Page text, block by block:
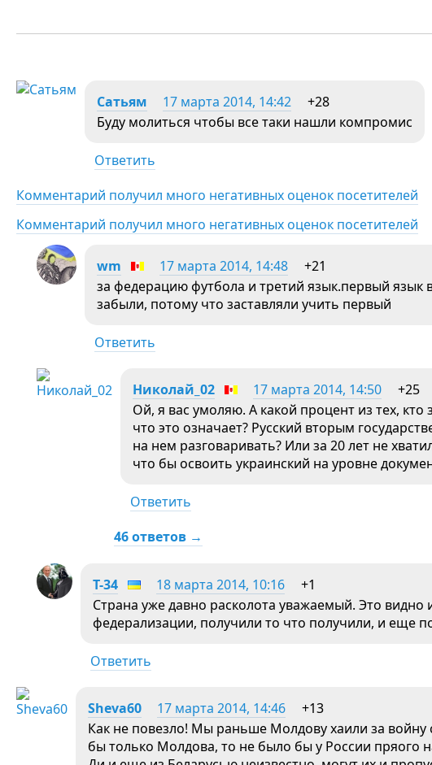
Сатьям 17 марта 2014, 14:42
+28
Буду молиться чтобы все таки нашли компромис
Ответить
Комментарий получил много негативных оценок посетителей
Комментарий получил много негативных оценок посетителей
wm 17 марта 2014, 14:48
+21
за федерацию футбола и третий язык.первый
забыли, потому что заставляли учить первый
Ответить
Николай_02 17 марта 2014, 14:50
+25
Ой, я вас умоляю. А какой процент из тех, кто
что это означает? Русский вторым
на нем разговаривать? Или за 20 лет не
что бы освоить украинский на уровне
Ответить
46 ответов →
T-34 18 марта 2014, 10:16
+1
Страна уже давно расколота уважаемый. Это видно
федерализации, получили то что получили, и еще
Ответить
Sheva60 17 марта 2014, 14:46
+13
Как не повезло! Мы раньше Молдову хаили за войну
бы только Молдова, то не было бы у России пряого